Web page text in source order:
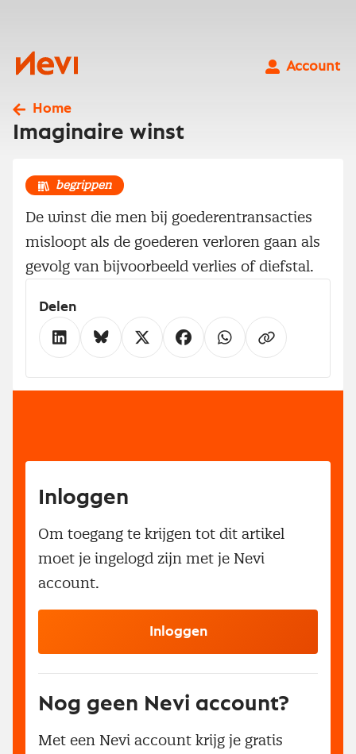
Nevi
Account
Home
Imaginaire winst
begrippen
De winst die men bij goederentransacties
misloopt als de goederen verloren gaan als
gevolg van bijvoorbeeld verlies of diefstal.
Delen
Inloggen
Om toegang te krijgen tot dit artikel
moet je ingelogd zijn met je Nevi
account.
Inloggen
Nog geen Nevi account?
Met een Nevi account krijg je gratis